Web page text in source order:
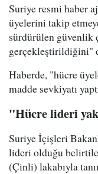
Suriye resmi haber
üyelerini takip
sürdürülen güvenlik
gerçekleştirildiğini"
Haberde, "hücre
madde sevkiyatı
"Hücre lideri
Suriye İçişleri
lideri olduğu
(Çinli) lakabıyla